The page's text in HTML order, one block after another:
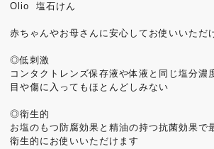
Olio 塩石けん
赤ちゃんやお母さんに安心してお使いいただ
◎低刺激
コンタクトレンズ保存液や体液と同じ塩分濃
目や傷に入ってもほとんどしみない
◎衛生的
お塩のもつ防腐効果と精油の持つ抗菌効果で
衛生的にお使いいただけます